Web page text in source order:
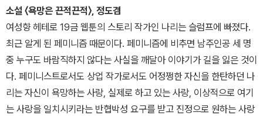
소설 〈욕망은 끈적끈적〉, 정도겸
여성향 헤테로 19금 웹툰의 스토리 작가인 나리는 슬럼프에 빠졌다.
최근 알게 된 페미니즘 때문이다. 페미니즘에 비추면 남주인공 세 명
중 누구도 바람직하지 않다는 사실을 깨달아 이야기가 길을 잃은 것이
다. 페미니스트로서도 상업 작가로서도 어정쩡한 자신을 한탄하던 나
리는 자신이 욕망하는 사랑, 실제로 하고 있는 사랑, 이상적으로 여기
는 사랑을 일치시키라는 반협박성 요구를 받고 진정으로 원하는 사랑